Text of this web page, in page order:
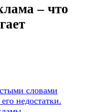
– что
словами
недостатки.